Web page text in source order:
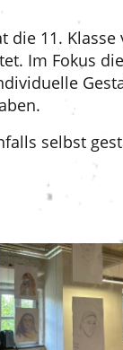
die 11.
Im Fokus
selbst